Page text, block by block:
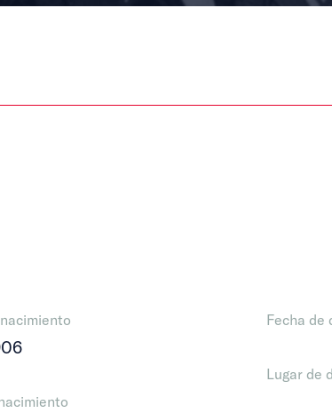
Fecha de
Lugar de